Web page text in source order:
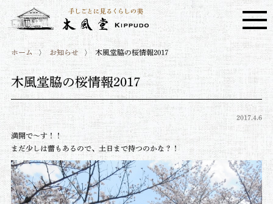
ホーム お知らせ 木風堂脇の桜情報2017
木風堂脇の桜情報2017
2017.4.6
満開で～す！！
まだ少しは蕾もあるので、土日まで持つのかな？！